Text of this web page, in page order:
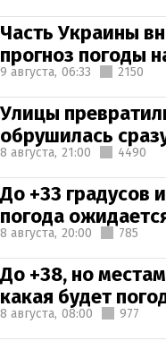
Часть Украины
прогноз погоды
9 августа, 06:33 2150
Улицы
обрушилась
8 августа, 21:00 4490
До +33 градусов
погода
8 августа, 20:00 785
До +38, но
какая будет
8 августа, 08:00 977